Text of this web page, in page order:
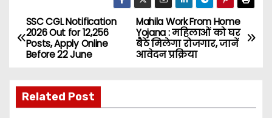
P
o
t
Mahila Work From Home
Yojana : महिलाओं को घर
बैठे मिलेगा रोजगार, जानें
आवेदन प्रक्रिया
SSC CGL Notification
2026 Out for 12,256
Posts, Apply Online
Before 22 June
Related Post